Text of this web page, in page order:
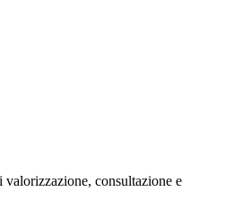
consultazione e